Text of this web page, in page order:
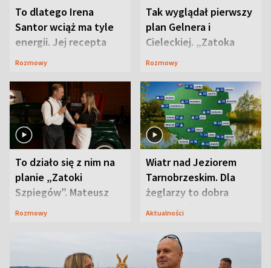
To dlatego Irena
Santor wciąż ma tyle
energii. Jej recepta
jest zaskakująco
Rozmowy
Tak wyglądał pierwszy
plan Gelnera i
Cieleckiej. „Zatoka
szpiegów” od razu ich
Rozmowy
To działo się z nim na
planie „Zatoki
Szpiegów”. Mateusz
Janicki odsłonił
Rozmowy
Wiatr nad Jeziorem
Tarnobrzeskim. Dla
żeglarzy to dobra
wiadomość
Aktualności